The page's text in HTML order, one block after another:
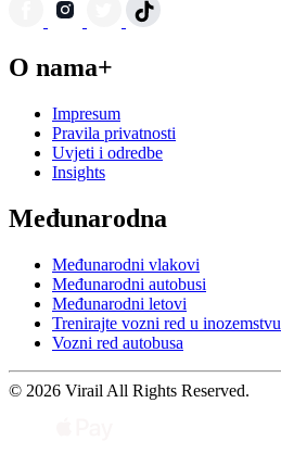
O nama+
Impresum
Pravila privatnosti
Uvjeti i odredbe
Insights
Međunarodna
Međunarodni vlakovi
Međunarodni autobusi
Međunarodni letovi
Trenirajte vozni red u inozemstvu
Vozni red autobusa
© 2026 Virail All Rights Reserved.